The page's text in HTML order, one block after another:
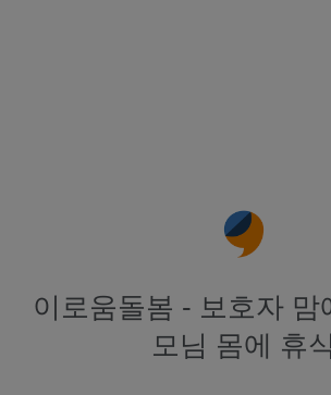
이로움돌봄 - 보호자 맘
모님 몸에 휴식